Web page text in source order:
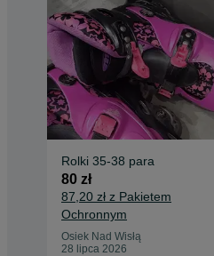
Rolki 35-38 para
80 zł
87,20 zł z Pakietem
Ochronnym
Osiek Nad Wisłą
28 lipca 2026